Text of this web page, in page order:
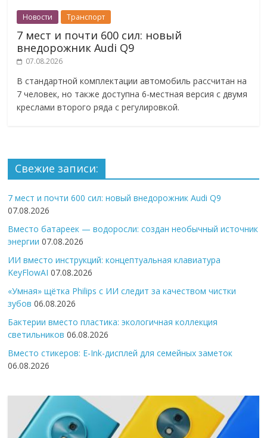
Новости Транспорт
7 мест и почти 600 сил: новый
внедорожник Audi Q9
07.08.2026
В стандартной комплектации автомобиль рассчитан на
7 человек, но также доступна 6-местная версия с двумя
креслами второго ряда с регулировкой.
Свежие записи:
7 мест и почти 600 сил: новый внедорожник Audi Q9
07.08.2026
Вместо батареек — водоросли: создан необычный источник
энергии 07.08.2026
ИИ вместо инструкций: концептуальная клавиатура
KeyFlowAI 07.08.2026
«Умная» щётка Philips с ИИ следит за качеством чистки
зубов 06.08.2026
Бактерии вместо пластика: экологичная коллекция
светильников 06.08.2026
Вместо стикеров: E-Ink-дисплей для семейных заметок
06.08.2026